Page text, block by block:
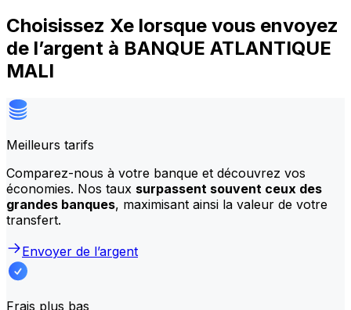
Choisissez Xe lorsque vous envoyez
de l’argent à BANQUE ATLANTIQUE
MALI
Meilleurs tarifs
Comparez-nous à votre banque et découvrez vos
économies. Nos taux surpassent souvent ceux des
grandes banques, maximisant ainsi la valeur de votre
transfert.
Envoyer de l’argent
Frais plus bas